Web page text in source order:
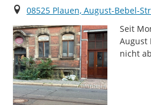
Ort
08525 Plauen, August-Bebel-
Seit
August
nicht